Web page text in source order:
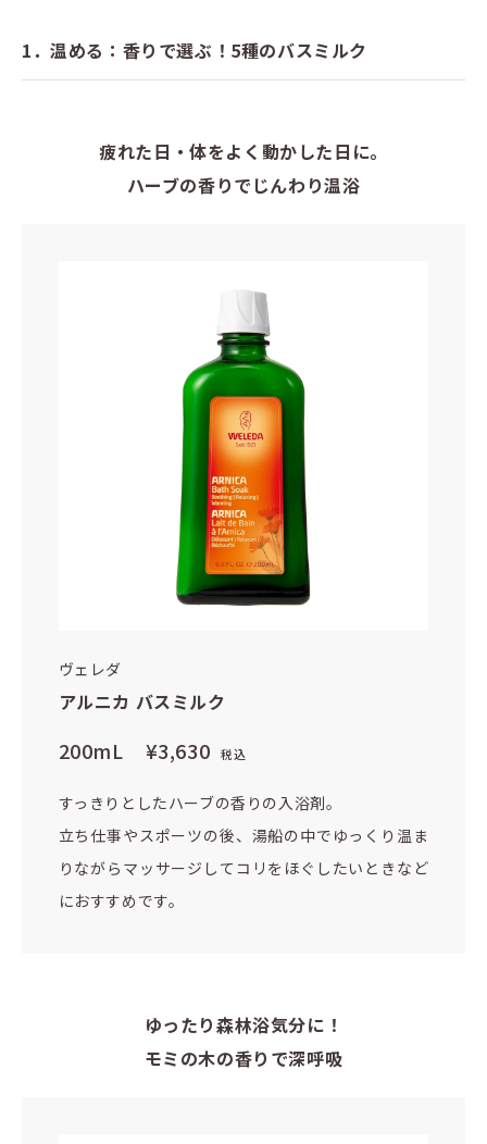
1．温める：香りで選ぶ！5種のバスミルク
疲れた日・体をよく動かした日に。
ハーブの香りでじんわり温浴
ヴェレダ
アルニカ バスミルク
200mL ¥3,630 税込
すっきりとしたハーブの香りの入浴剤。
立ち仕事やスポーツの後、湯船の中でゆっくり温ま
りながらマッサージしてコリをほぐしたいときなど
におすすめです。
ゆったり森林浴気分に！
モミの木の香りで深呼吸